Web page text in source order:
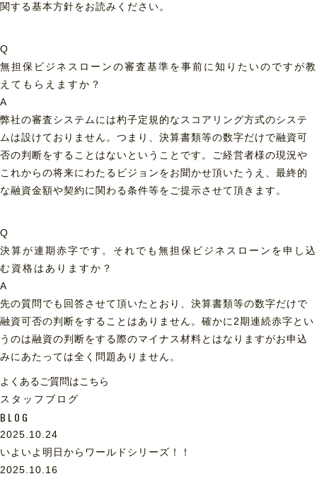
関する基本方針をお読みください。
Q
無担保ビジネスローンの審査基準を事前に知りたいのですが教
えてもらえますか？
A
弊社の審査システムには杓子定規的なスコアリング方式のシステ
ムは設けておりません。つまり、決算書類等の数字だけで融資可
否の判断をすることはないということです。ご経営者様の現況や
これからの将来にわたるビジョンをお聞かせ頂いたうえ、最終的
な融資金額や契約に関わる条件等をご提示させて頂きます。
Q
決算が連期赤字です。それでも無担保ビジネスローンを申し込
む資格はありますか？
A
先の質問でも回答させて頂いたとおり、決算書類等の数字だけで
融資可否の判断をすることはありません。確かに2期連続赤字とい
うのは融資の判断をする際のマイナス材料とはなりますがお申込
みにあたっては全く問題ありません。
よくあるご質問はこちら
スタッフブログ
BLOG
2025.10.24
いよいよ明日からワールドシリーズ！！
2025.10.16